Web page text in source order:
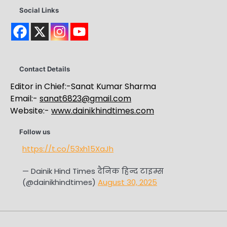
Social Links
Contact Details
Editor in Chief:-Sanat Kumar Sharma
Email:- sanat6823@gmail.com
Website:- www.dainikhindtimes.com
Follow us
https://t.co/53xh15XaJh
— Dainik Hind Times दैनिक हिन्द टाइम्स
(@dainikhindtimes) August 30, 2025